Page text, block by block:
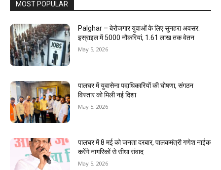
MOST POPULAR
Palghar – बेरोजगार युवाओं के लिए सुनहरा अवसर:
इस्राइल में 5000 नौकरियां, ₹1.61 लाख तक वेतन
May 5, 2026
पालघर में युवासेना पदाधिकारियों की घोषणा, संगठन
विस्तार को मिली नई दिशा
May 5, 2026
पालघर में 8 मई को जनता दरबार, पालकमंत्री गणेश नाईक
करेंगे नागरिकों से सीधा संवाद
May 5, 2026